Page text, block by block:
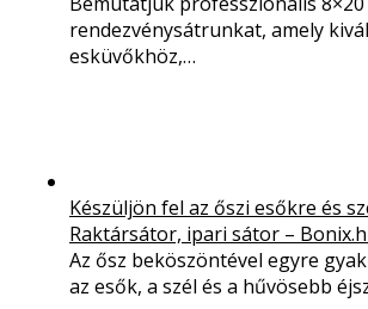
rendezvénysátrunkat, amely
esküvőkhöz,…
Készüljön fel az őszi esőkre és
Raktársátor, ipari sátor –
Az ősz beköszöntével egyre
az esők, a szél és a hűvösebb